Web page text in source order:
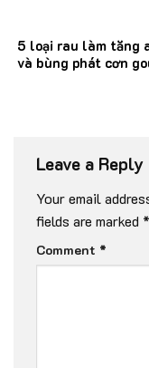
5 loại rau làm tăng
và bùng phát cơn
Leave a Reply
Your email
fields are marked *
Comment *